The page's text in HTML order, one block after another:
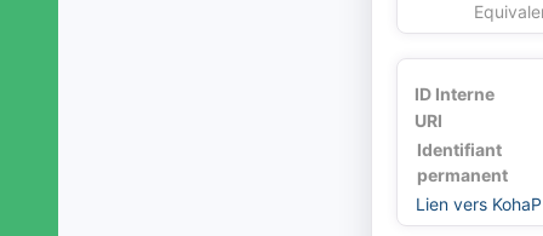
ID Interne
URI
Identifiant
permanent
Lien vers